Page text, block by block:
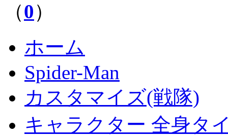
（0）
ホーム
Spider-Man
カスタマイズ(戦隊)
キャラクター 全身タ